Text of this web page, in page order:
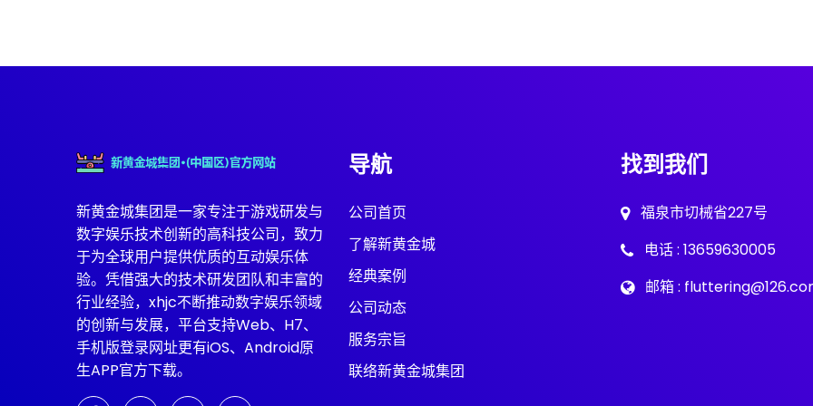
新黄金城集团是一家专注于游戏研发与
数字娱乐技术创新的高科技公司，致力
于为全球用户提供优质的互动娱乐体
验。凭借强大的技术研发团队和丰富的
行业经验，xhjc不断推动数字娱乐领域
的创新与发展，平台支持Web、H7、
手机版登录网址更有iOS、Android原
生APP官方下载。
导航
公司首页
了解新黄金城
经典案例
公司动态
服务宗旨
联络新黄金城集团
找到我们
福泉市切械省227号
电话 : 13659630005
邮箱 :